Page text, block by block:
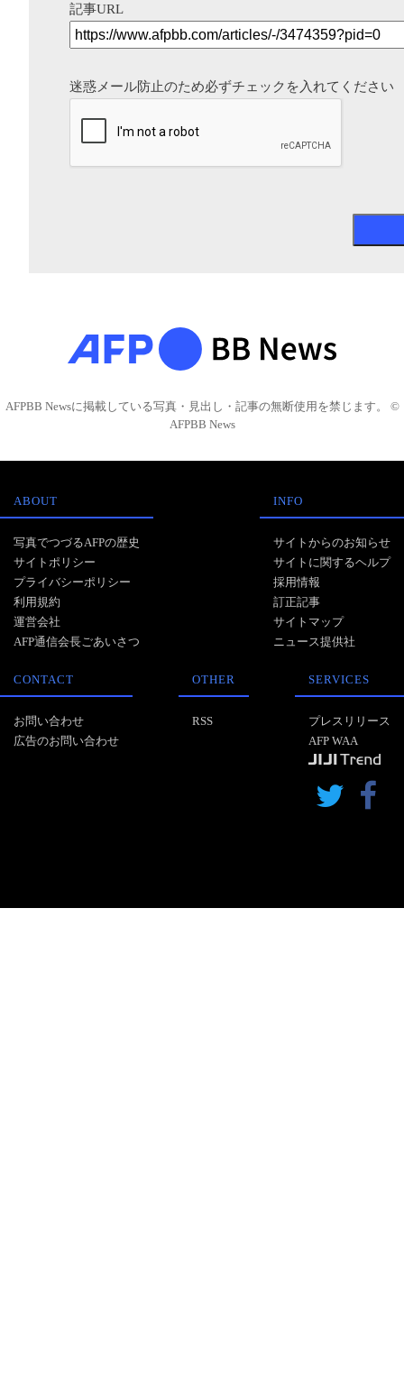
記事URL
迷惑メール防止のため必ずチェックを入れてください
AFPBB Newsに掲載している写真・見出し・記事の無断使用を禁じます。 ©
AFPBB News
ABOUT
写真でつづるAFPの歴史
サイトポリシー
プライバシーポリシー
利用規約
運営会社
AFP通信会長ごあいさつ
INFO
サイトからのお知らせ
サイトに関するヘルプ
採用情報
訂正記事
サイトマップ
ニュース提供社
CONTACT
お問い合わせ
広告のお問い合わせ
OTHER
RSS
SERVICES
プレスリリース
AFP WAA